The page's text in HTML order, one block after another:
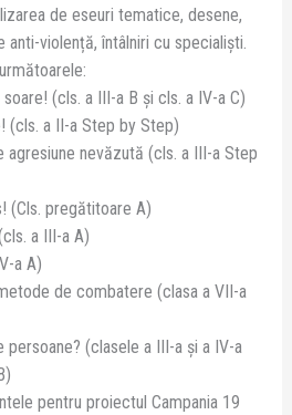
de eseuri tematice, desene,
violență, întâlniri cu specialiști.
(cls. a III-a B și cls. a IV-a C)
(cls. a II-a Step by Step)
nevăzută (cls. a III-a Step
(Cls. pregătitoare A)
a III-a A)
a A)
de combatere (clasa a VII-a
(clasele a III-a și a IV-a
pentru proiectul Campania 19